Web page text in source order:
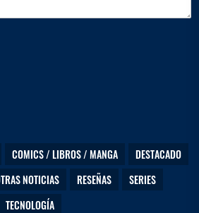
COMICS / LIBROS / MANGA
DESTACADO
OTRAS NOTICIAS RESEÑAS
SERIES
TECNOLOGÍA